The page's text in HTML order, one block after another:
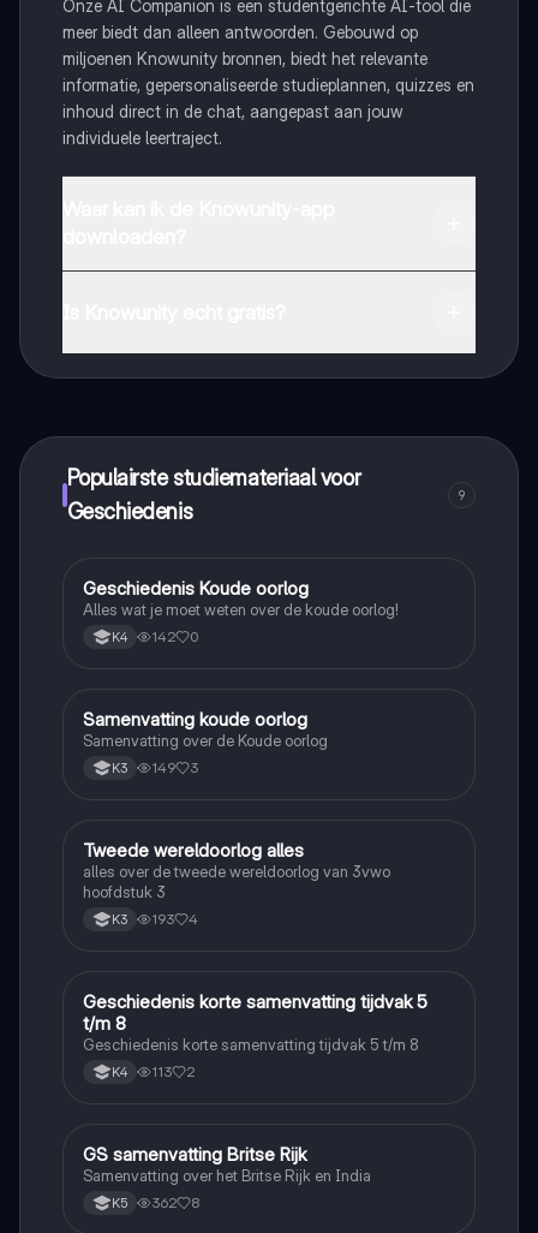
Onze AI Companion is een studentgerichte AI-tool die
meer biedt dan alleen antwoorden. Gebouwd op
miljoenen Knowunity bronnen, biedt het relevante
informatie, gepersonaliseerde studieplannen, quizzes en
inhoud direct in de chat, aangepast aan jouw
individuele leertraject.
Populairste studiemateriaal voor
Geschiedenis
9
Geschiedenis
Geschiedenis Koude oorlog
Alles wat je moet weten over de koude oorlog!
K4 142 0
Geschiedenis
Samenvatting koude oorlog
Samenvatting over de Koude oorlog
K3 149 3
Geschiedenis
Tweede wereldoorlog alles
alles over de tweede wereldoorlog van 3vwo
hoofdstuk 3
K3 193 4
Geschiedenis
Geschiedenis korte samenvatting tijdvak 5
t/m 8
Geschiedenis korte samenvatting tijdvak 5 t/m 8
K4 113 2
Geschiedenis
GS samenvatting Britse Rijk
Samenvatting over het Britse Rijk en India
K5 362 8